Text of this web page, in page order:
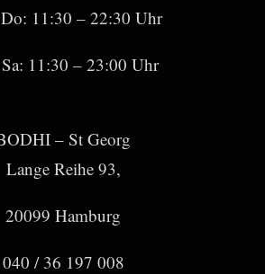
11:30 – 22:30 Uhr
11:30 – 23:00 Uhr
– St Georg
Lange Reihe 93,
20099 Hamburg
040 / 36 197 008